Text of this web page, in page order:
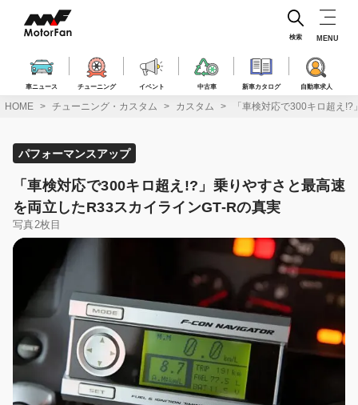
ス
車ニュース チューニング イベント 中古車 新車カタログ 自動車求人
検索 MENU
HOME チューニング・カスタム カスタム 「車検対応で300キロ超え
パフォーマンスアップ
「車検対応で300キロ超え!?」乗りやすさと最高速
を両立したR33スカイラインGT-Rの真実
写真2枚目